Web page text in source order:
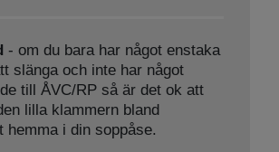
- om du bara har något enstaka
slänga och inte har något
till ÅVC/RP så är det ok att
lilla klammern bland
hemma i din soppåse.